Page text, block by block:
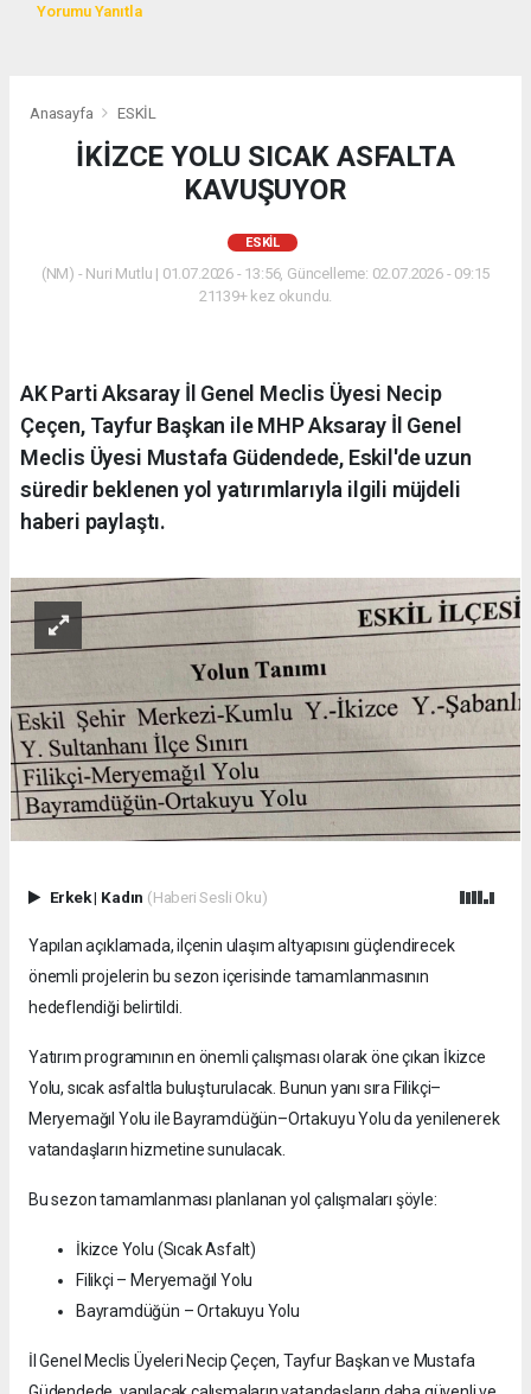
Yorumu Yanıtla
Anasayfa ESKİL
İKİZCE YOLU SICAK ASFALTA
KAVUŞUYOR
ESKİL
(NM) - Nuri Mutlu | 01.07.2026 - 13:56, Güncelleme: 02.07.2026 - 09:15
21139+ kez okundu.
AK Parti Aksaray İl Genel Meclis Üyesi Necip
Çeçen, Tayfur Başkan ile MHP Aksaray İl Genel
Meclis Üyesi Mustafa Güdendede, Eskil'de uzun
süredir beklenen yol yatırımlarıyla ilgili müjdeli
haberi paylaştı.
Erkek| Kadın (Haberi Sesli Oku)
Yapılan açıklamada, ilçenin ulaşım altyapısını güçlendirecek
önemli projelerin bu sezon içerisinde tamamlanmasının
hedeflendiği belirtildi.
Yatırım programının en önemli çalışması olarak öne çıkan İkizce
Yolu, sıcak asfaltla buluşturulacak. Bunun yanı sıra Filikçi–
Meryemağıl Yolu ile Bayramdüğün–Ortakuyu Yolu da yenilenerek
vatandaşların hizmetine sunulacak.
Bu sezon tamamlanması planlanan yol çalışmaları şöyle:
İkizce Yolu (Sıcak Asfalt)
Filikçi – Meryemağıl Yolu
Bayramdüğün – Ortakuyu Yolu
İl Genel Meclis Üyeleri Necip Çeçen, Tayfur Başkan ve Mustafa